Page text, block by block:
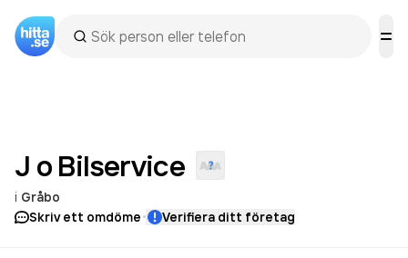
J o Bilservice
i Gråbo
Skriv ett omdöme· Verifiera ditt företag